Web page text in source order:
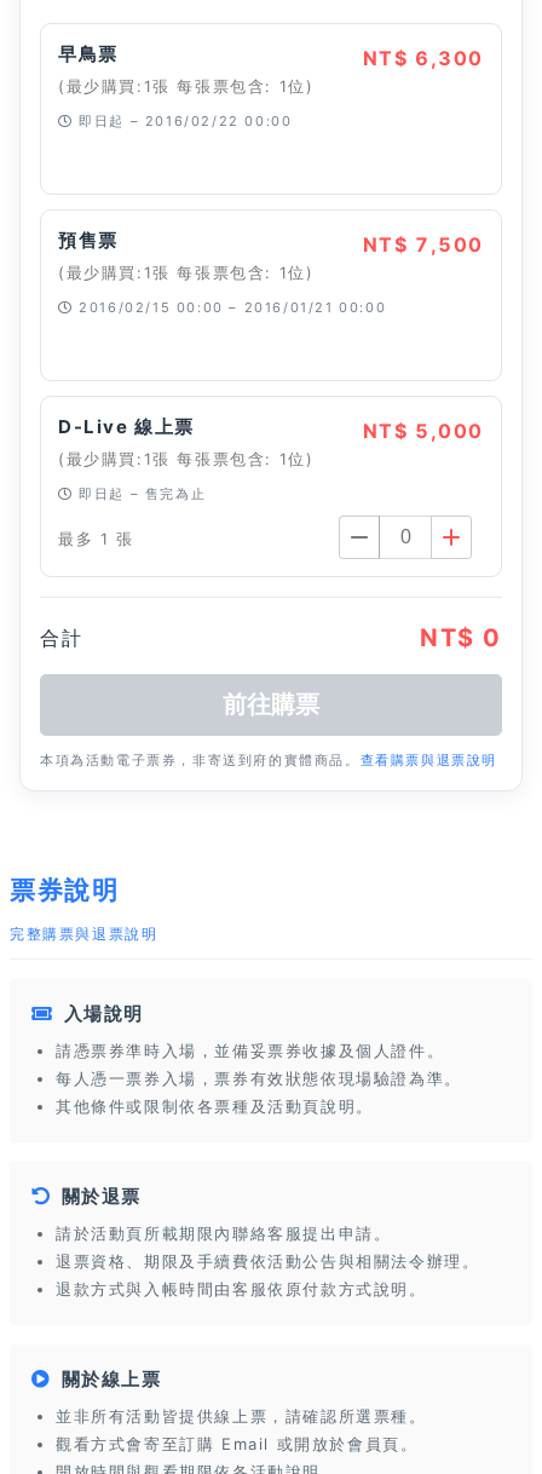
早鳥票
(最少購買:1張 每張票包含: 1位)
NT$ 6,300
即日起 – 2016/02/22 00:00
預售票
(最少購買:1張 每張票包含: 1位)
NT$ 7,500
2016/02/15 00:00 – 2016/01/21 00:00
D-Live 線上票
(最少購買:1張 每張票包含: 1位)
NT$ 5,000
即日起 – 售完為止
最多 1 張
合計 NT$ 0
本項為活動電子票券，非寄送到府的實體商品。 查看購票與退票說明
票券說明
完整購票與退票說明
入場說明
請憑票券準時入場，並備妥票券收據及個人證件。
每人憑一票券入場，票券有效狀態依現場驗證為準。
其他條件或限制依各票種及活動頁說明。
關於退票
請於活動頁所載期限內聯絡客服提出申請。
退票資格、期限及手續費依活動公告與相關法令辦理。
退款方式與入帳時間由客服依原付款方式說明。
關於線上票
並非所有活動皆提供線上票，請確認所選票種。
觀看方式會寄至訂購 Email 或開放於會員頁。